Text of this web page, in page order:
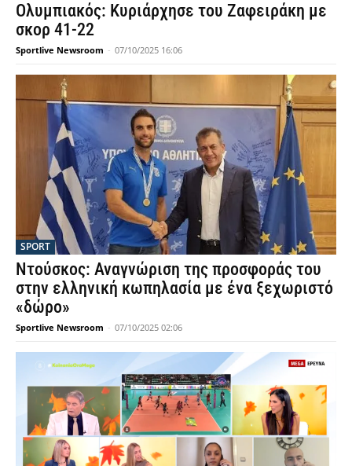
Ολυμπιακός: Κυριάρχησε του Ζαφειράκη με
σκορ 41-22
Sportlive Newsroom - 07/10/2025 16:06
SPORT
Ντούσκος: Αναγνώριση της προσφοράς του
στην ελληνική κωπηλασία με ένα ξεχωριστό
«δώρο»
Sportlive Newsroom - 07/10/2025 02:06